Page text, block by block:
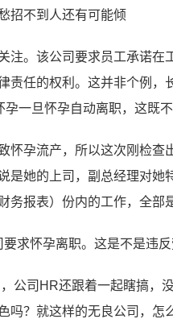
招不到人还有可能倾
注。该公司要求员工承诺在
责任的权利。这并非个例，
一旦怀孕自动离职，这既不
怀孕流产，所以这次刚检查
是她的上司，副总经理对她
报表）份内的工作，全部
求怀孕离职。这是不是违反
公司HR还跟着一起瞎搞，
吗？就这样的无良公司，